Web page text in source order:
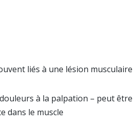
liés à une lésion musculaire
à la palpation – peut être
dans le muscle